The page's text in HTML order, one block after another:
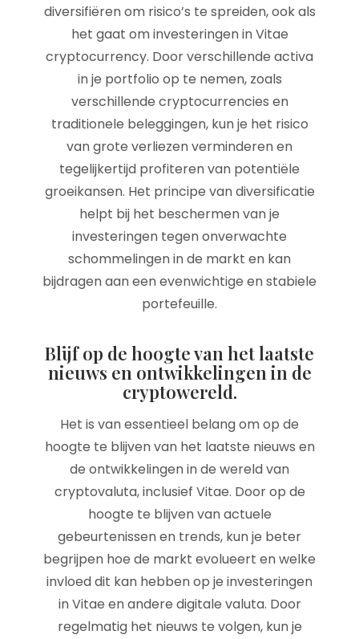
diversifiëren om risico’s te spreiden, ook als
het gaat om investeringen in Vitae
cryptocurrency. Door verschillende activa
in je portfolio op te nemen, zoals
verschillende cryptocurrencies en
traditionele beleggingen, kun je het risico
van grote verliezen verminderen en
tegelijkertijd profiteren van potentiële
groeikansen. Het principe van diversificatie
helpt bij het beschermen van je
investeringen tegen onverwachte
schommelingen in de markt en kan
bijdragen aan een evenwichtige en stabiele
portefeuille.
Blijf op de hoogte van het laatste
nieuws en ontwikkelingen in de
cryptowereld.
Het is van essentieel belang om op de
hoogte te blijven van het laatste nieuws en
de ontwikkelingen in de wereld van
cryptovaluta, inclusief Vitae. Door op de
hoogte te blijven van actuele
gebeurtenissen en trends, kun je beter
begrijpen hoe de markt evolueert en welke
invloed dit kan hebben op je investeringen
in Vitae en andere digitale valuta. Door
regelmatig het nieuws te volgen, kun je